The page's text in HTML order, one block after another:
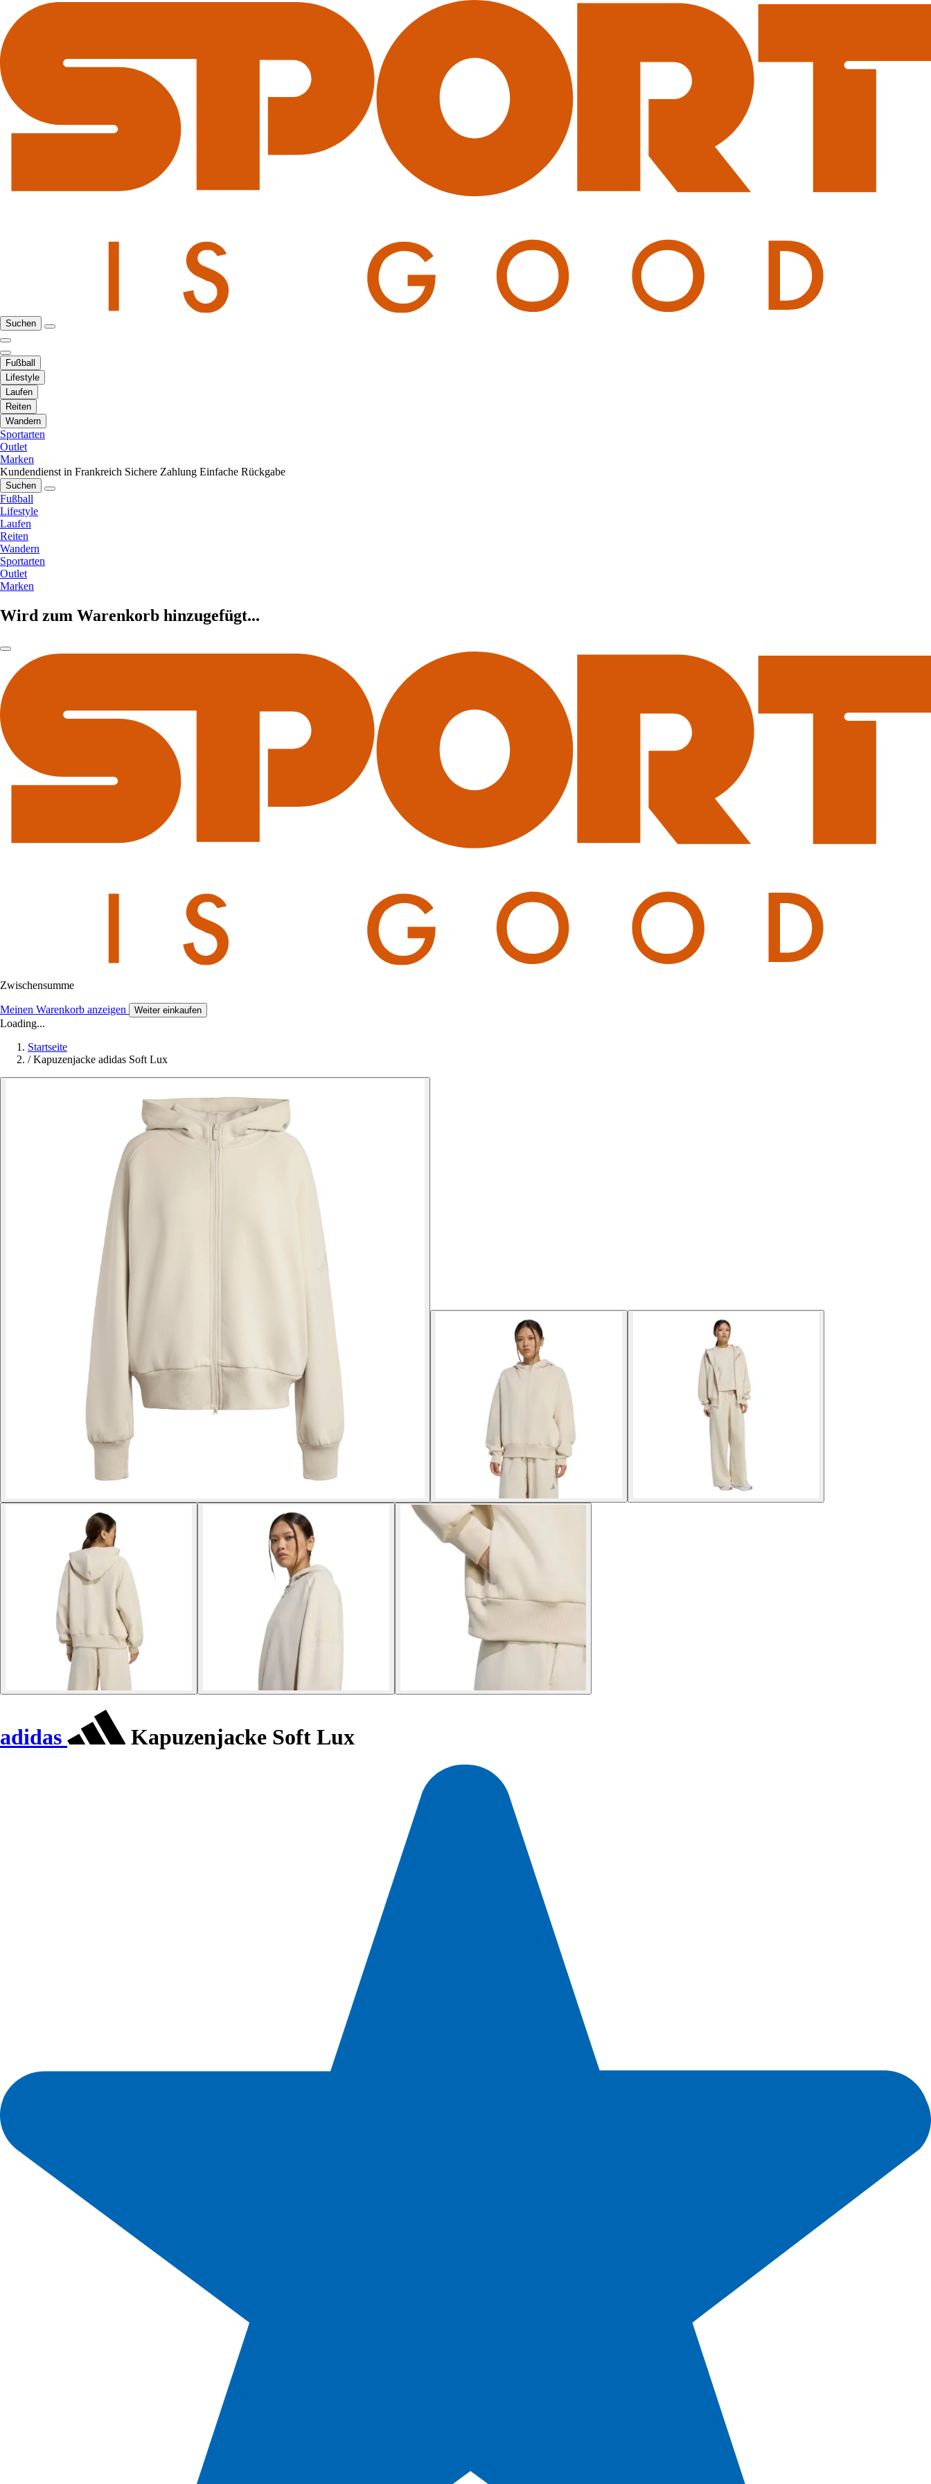
Suchen
Fußball
Lifestyle
Laufen
Reiten
Wandern
Sportarten
Outlet
Marken
Kundendienst in Frankreich Sichere Zahlung Einfache Rückgabe
Suchen
Fußball
Lifestyle
Laufen
Reiten
Wandern
Sportarten
Outlet
Marken
Wird zum Warenkorb hinzugefügt...
Zwischensumme
Meinen Warenkorb anzeigen Weiter einkaufen
Loading...
Startseite
/ Kapuzenjacke adidas Soft Lux
adidas Kapuzenjacke Soft Lux